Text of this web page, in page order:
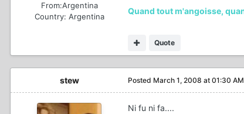
From:Argentina
Country: Argentina
Quote
Quand tout m'angoisse,
stew Posted March 1, 2008 at 01:30 AM
Ni fu ni fa....